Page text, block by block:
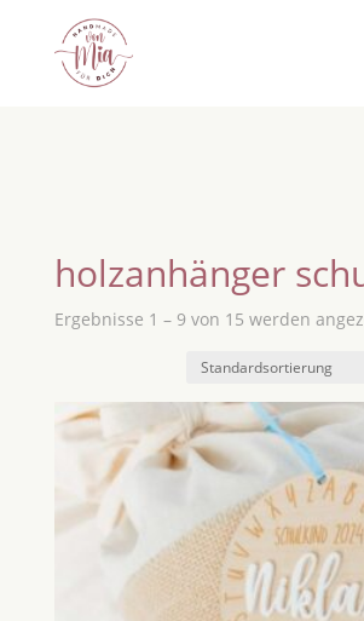
holzanhänger
Ergebnisse 1 – 9 von 15 werden